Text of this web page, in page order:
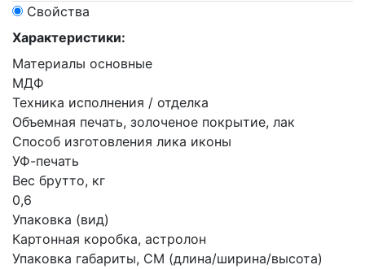
Свойства
Характеристики:
Материалы основные
МДФ
Техника исполнения / отделка
Объемная печать, золоченое покрытие, лак
Способ изготовления лика иконы
УФ-печать
Вес брутто, кг
0,6
Упаковка (вид)
Картонная коробка, астролон
Упаковка габариты, СМ (длина/ширина/высота)